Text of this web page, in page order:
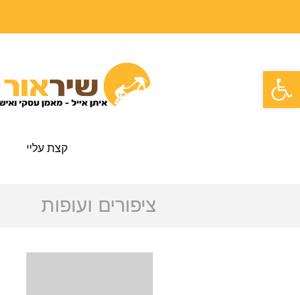
פתח סרגל נגישות
קצת עליי
ציפורים ועופות